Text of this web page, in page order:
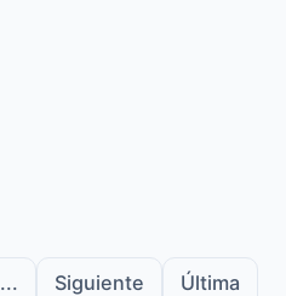
... Siguiente Última